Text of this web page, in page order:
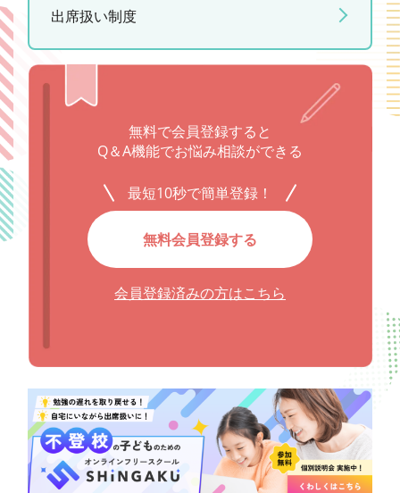
出席扱い制度
無料で会員登録すると
Q＆A機能でお悩み相談ができる
最短10秒で簡単登録！
無料会員登録する
会員登録済みの方はこちら